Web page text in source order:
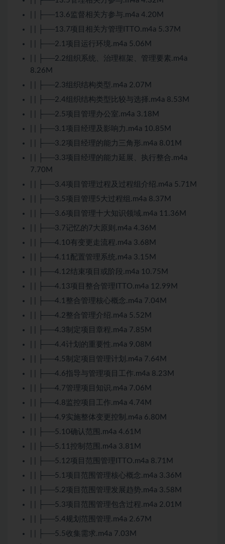
| | ├──13.6监督相关方参与.m4a 4.20M
| | ├──13.7项目相关方管理ITTO.m4a 5.37M
| | ├──2.1项目运行环境.m4a 5.06M
| | ├──2.2组织系统、治理框架、管理要素.m4a
8.26M
| | ├──2.3组织结构类型.m4a 2.07M
| | ├──2.4组织结构类型比较与选择.m4a 8.53M
| | ├──2.5项目管理办公室.m4a 3.18M
| | ├──3.1项目经理及影响力.m4a 10.85M
| | ├──3.2项目经理的能力三角形.m4a 8.01M
| | ├──3.3项目经理的能力延展、执行整合.m4a
7.70M
| | ├──3.4项目管理过程及过程组介绍.m4a 5.71M
| | ├──3.5项目管理5大过程组.m4a 8.37M
| | ├──3.6项目管理十大知识领域.m4a 11.36M
| | ├──3.7记忆的7大原则.m4a 4.36M
| | ├──4.10有变更走流程.m4a 3.68M
| | ├──4.11配置管理系统.m4a 3.15M
| | ├──4.12结束项目或阶段.m4a 10.75M
| | ├──4.13项目整合管理ITTO.m4a 12.99M
| | ├──4.1整合管理核心概念.m4a 7.04M
| | ├──4.2整合管理介绍.m4a 5.52M
| | ├──4.3制定项目章程.m4a 7.85M
| | ├──4.4计划的重要性.m4a 9.08M
| | ├──4.5制定项目管理计划.m4a 7.64M
| | ├──4.6指导与管理项目工作.m4a 8.23M
| | ├──4.7管理项目知识.m4a 7.06M
| | ├──4.8监控项目工作.m4a 4.74M
| | ├──4.9实施整体变更控制.m4a 6.80M
| | ├──5.10确认范围.m4a 4.61M
| | ├──5.11控制范围.m4a 3.81M
| | ├──5.12项目范围管理ITTO.m4a 8.71M
| | ├──5.1项目范围管理核心概念.m4a 3.36M
| | ├──5.2项目范围管理发展趋势.m4a 3.58M
| | ├──5.3项目范围管理包含过程.m4a 2.01M
| | ├──5.4规划范围管理.m4a 2.67M
| | ├──5.5收集需求.m4a 7.03M